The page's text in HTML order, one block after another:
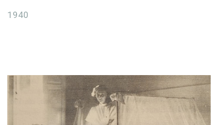
1940